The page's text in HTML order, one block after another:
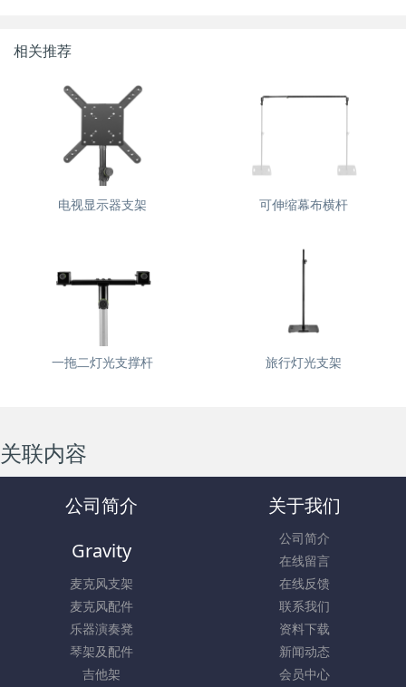
相关推荐
电视显示器支架 可伸缩幕布横杆
一拖二灯光支撑杆 旅行灯光支架
关联内容
公司简介 关于我们
公司简介
在线留言
在线反馈
联系我们
资料下载
新闻动态
会员中心
Gravity
麦克风支架
麦克风配件
乐器演奏凳
琴架及配件
吉他架